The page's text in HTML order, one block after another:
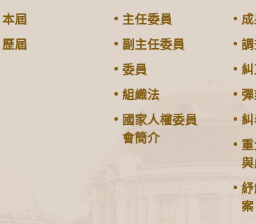
本屆
歷屆
主任委員
副主任委員
委員
組織法
國家人權委員
會簡介
案